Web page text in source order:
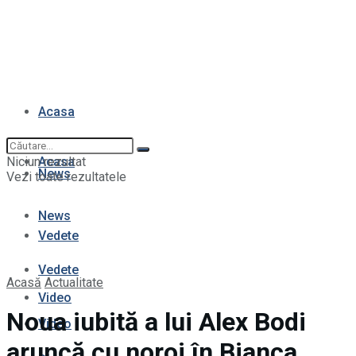
Acasa
News
Vedete
Video
Acasa
News
Vedete
Video
Niciun rezultat
Vezi toate rezultatele
Acasă Actualitate
Noua iubită a lui Alex Bodi